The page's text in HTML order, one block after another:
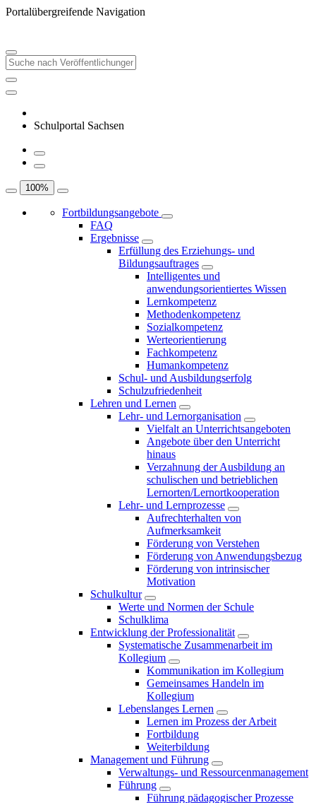
Portalübergreifende Navigation
Schulportal Sachsen
100%
Fortbildungsangebote
FAQ
Ergebnisse
Erfüllung des Erziehungs- und
Bildungsauftrages
Intelligentes und
anwendungsorientiertes Wissen
Lernkompetenz
Methodenkompetenz
Sozialkompetenz
Werteorientierung
Fachkompetenz
Humankompetenz
Schul- und Ausbildungserfolg
Schulzufriedenheit
Lehren und Lernen
Lehr- und Lernorganisation
Vielfalt an Unterrichtsangeboten
Angebote über den Unterricht
hinaus
Verzahnung der Ausbildung an
schulischen und betrieblichen
Lernorten/Lernortkooperation
Lehr- und Lernprozesse
Aufrechterhalten von
Aufmerksamkeit
Förderung von Verstehen
Förderung von Anwendungsbezug
Förderung von intrinsischer
Motivation
Schulkultur
Werte und Normen der Schule
Schulklima
Entwicklung der Professionalität
Systematische Zusammenarbeit im
Kollegium
Kommunikation im Kollegium
Gemeinsames Handeln im
Kollegium
Lebenslanges Lernen
Lernen im Prozess der Arbeit
Fortbildung
Weiterbildung
Management und Führung
Verwaltungs- und Ressourcenmanagement
Führung
Führung pädagogischer Prozesse